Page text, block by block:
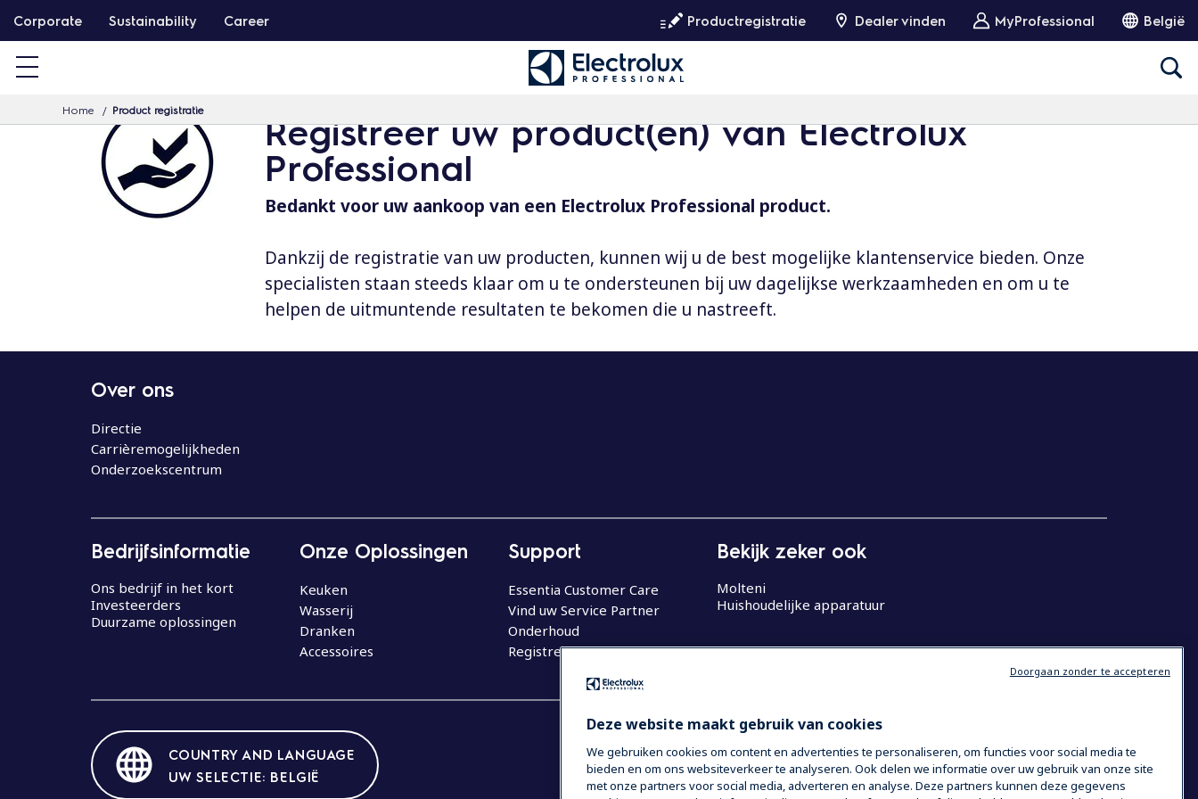
a
n
Corporate Sustainability Career Productregistratie Dealer vinden MyProfessional België
Home Product registratie Registreer uw product(en) van Electrolux
Professional
Bedankt voor uw aankoop van een Electrolux Professional product.
Dankzij de registratie van uw producten, kunnen wij u de best mogelijke klantenservice bieden. Onze
specialisten staan steeds klaar om u te ondersteunen bij uw dagelijkse werkzaamheden en om u te
helpen de uitmuntende resultaten te bekomen die u nastreeft.
Over ons
Directie
Carrièremogelijkheden
Onderzoekscentrum
Bedrijfsinformatie
Ons bedrijf in het kort
Investeerders
Duurzame oplossingen
Onze Oplossingen
Keuken
Wasserij
Dranken
Accessoires
Support
Essentia Customer Care
Vind uw Service Partner
Onderhoud
Registreer uw product
Bekijk zeker ook
Molteni
Huishoudelijke apparatuur
COUNTRY AND LANGUAGE
UW SELECTIE: BELGIË
Deze website maakt gebruik van cookies
We gebruiken cookies om content en advertenties te personaliseren, om functies voor social media te
bieden en om ons websiteverkeer te analyseren. Ook delen we informatie over uw gebruik van onze site
met onze partners voor social media, adverteren en analyse. Deze partners kunnen deze gegevens
Doorgaan zonder te accepteren